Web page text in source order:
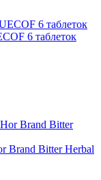
6 таблеток
Brand Bitter Herbal